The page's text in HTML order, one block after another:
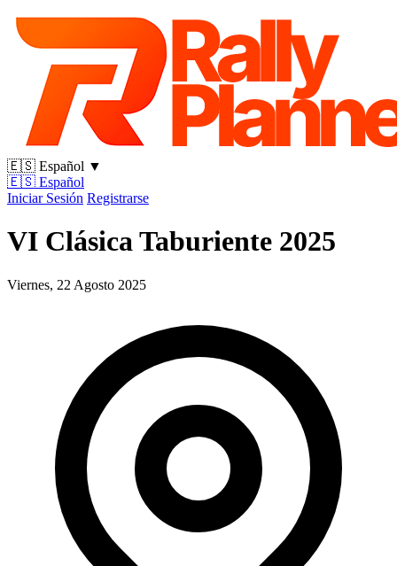
🇪🇸 Español ▼
🇪🇸 Español
Iniciar Sesión Registrarse
VI Clásica Taburiente 2025
Viernes, 22 Agosto 2025